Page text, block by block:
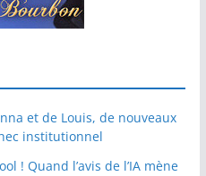
et de Louis, de nouveaux
institutionnel
! Quand l’avis de l’IA mène